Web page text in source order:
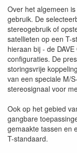
Over het algemeen
gebruik. De
stereogebruik of
satellieten op een T-
hieraan bij - de
configuraties. De
storingsvrije
van een speciale M/
stereosignaal voor
Ook op het gebied
gangbare
gemaakte tassen en
T-standaard.